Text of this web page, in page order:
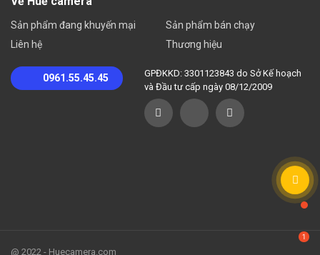
giám sát nhận được giọng nói trên 65 decibel thì cuộc gọi
mới được thực hiện
Sản phẩm đang khuyến mại
Liên hệ
Sản phẩm bán chạy
Thương hiệu
0961.55.45.45
GPĐKKD: 3301123843 do Sở Kế hoạch
và Đầu tư cấp ngày 08/12/2009
@ 2022 - Huecamera.com